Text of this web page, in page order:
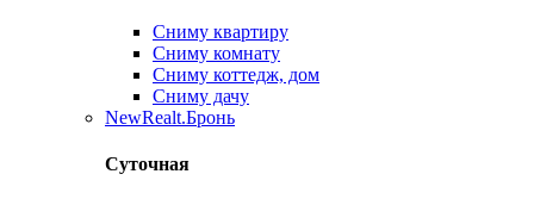
Сниму квартиру
Сниму комнату
Сниму коттедж, дом
Сниму дачу
NewRealt.Бронь
Суточная